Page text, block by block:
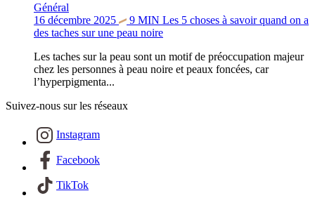
Général
16 décembre 2025
9 MIN Les 5 choses à savoir quand on a
des taches sur une peau noire
Les taches sur la peau sont un motif de préoccupation majeur
chez les personnes à peau noire et peaux foncées, car
l’hyperpigmenta...
Suivez-nous sur les réseaux
Instagram
Facebook
TikTok